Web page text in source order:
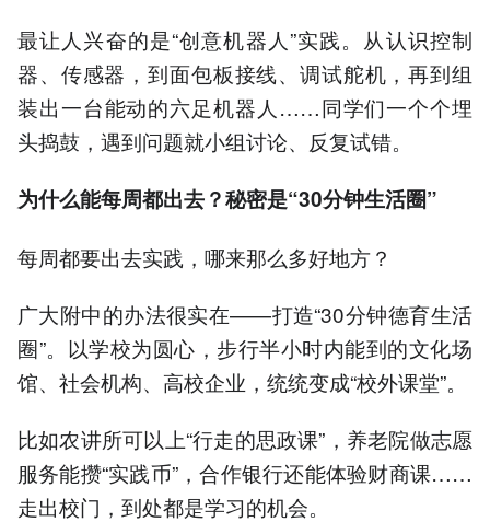
最让人兴奋的是“创意机器人”实践。从认识控制
器、传感器，到面包板接线、调试舵机，再到组
装出一台能动的六足机器人……同学们一个个埋
头捣鼓，遇到问题就小组讨论、反复试错。
为什么能每周都出去？秘密是“30分钟生活圈”
每周都要出去实践，哪来那么多好地方？
广大附中的办法很实在——打造“30分钟德育生活
圈”。以学校为圆心，步行半小时内能到的文化场
馆、社会机构、高校企业，统统变成“校外课堂”。
比如农讲所可以上“行走的思政课”，养老院做志愿
服务能攒“实践币”，合作银行还能体验财商课……
走出校门，到处都是学习的机会。